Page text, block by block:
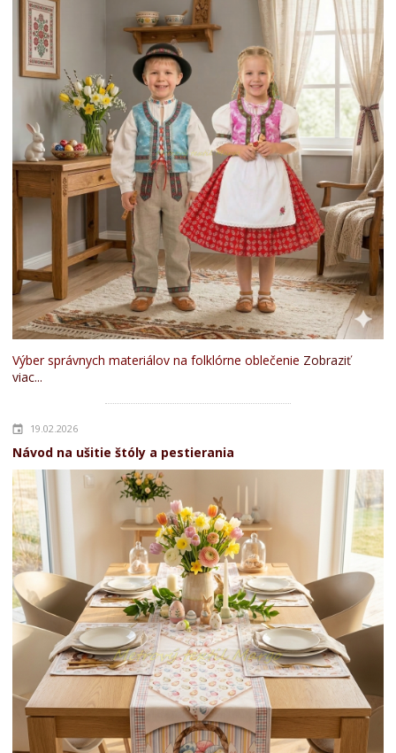
Výber správnych materiálov na folklórne oblečenie Zobraziť
viac...
19.02.2026
Návod na ušitie štóly a pestierania